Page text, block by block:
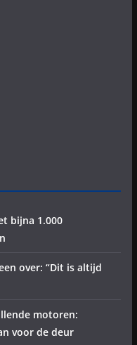
bijna 1.000
over: “Dit is altijd
motoren:
voor de deur